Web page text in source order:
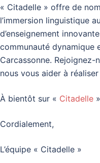
« Citadelle » offre de
l’immersion linguistique
d’enseignement
communauté dynamique
Carcassonne. Rejoignez-
nous vous aider à
À bientôt sur « Citadelle
Cordialement,
L’équipe « Citadelle »